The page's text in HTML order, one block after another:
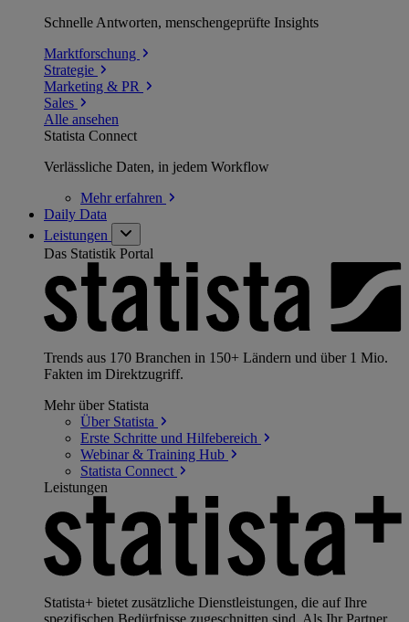
Schnelle Antworten, menschengeprüfte Insights
Marktforschung
Strategie
Marketing & PR
Sales
Alle ansehen
Statista Connect
Verlässliche Daten, in jedem Workflow
Mehrerfahren
Daily Data
Leistungen
Das Statistik Portal
Trends aus 170 Branchen in 150+ Ländern und über 1 Mio.
Fakten im Direktzugriff.
Mehr über Statista
Über Statista
Erste Schritte und Hilfebereich
Webinar & Training Hub
Statista Connect
Leistungen
Statista+ bietet zusätzliche Dienstleistungen, die auf Ihre
spezifischen Bedürfnisse zugeschnitten sind. Als Ihr Partner